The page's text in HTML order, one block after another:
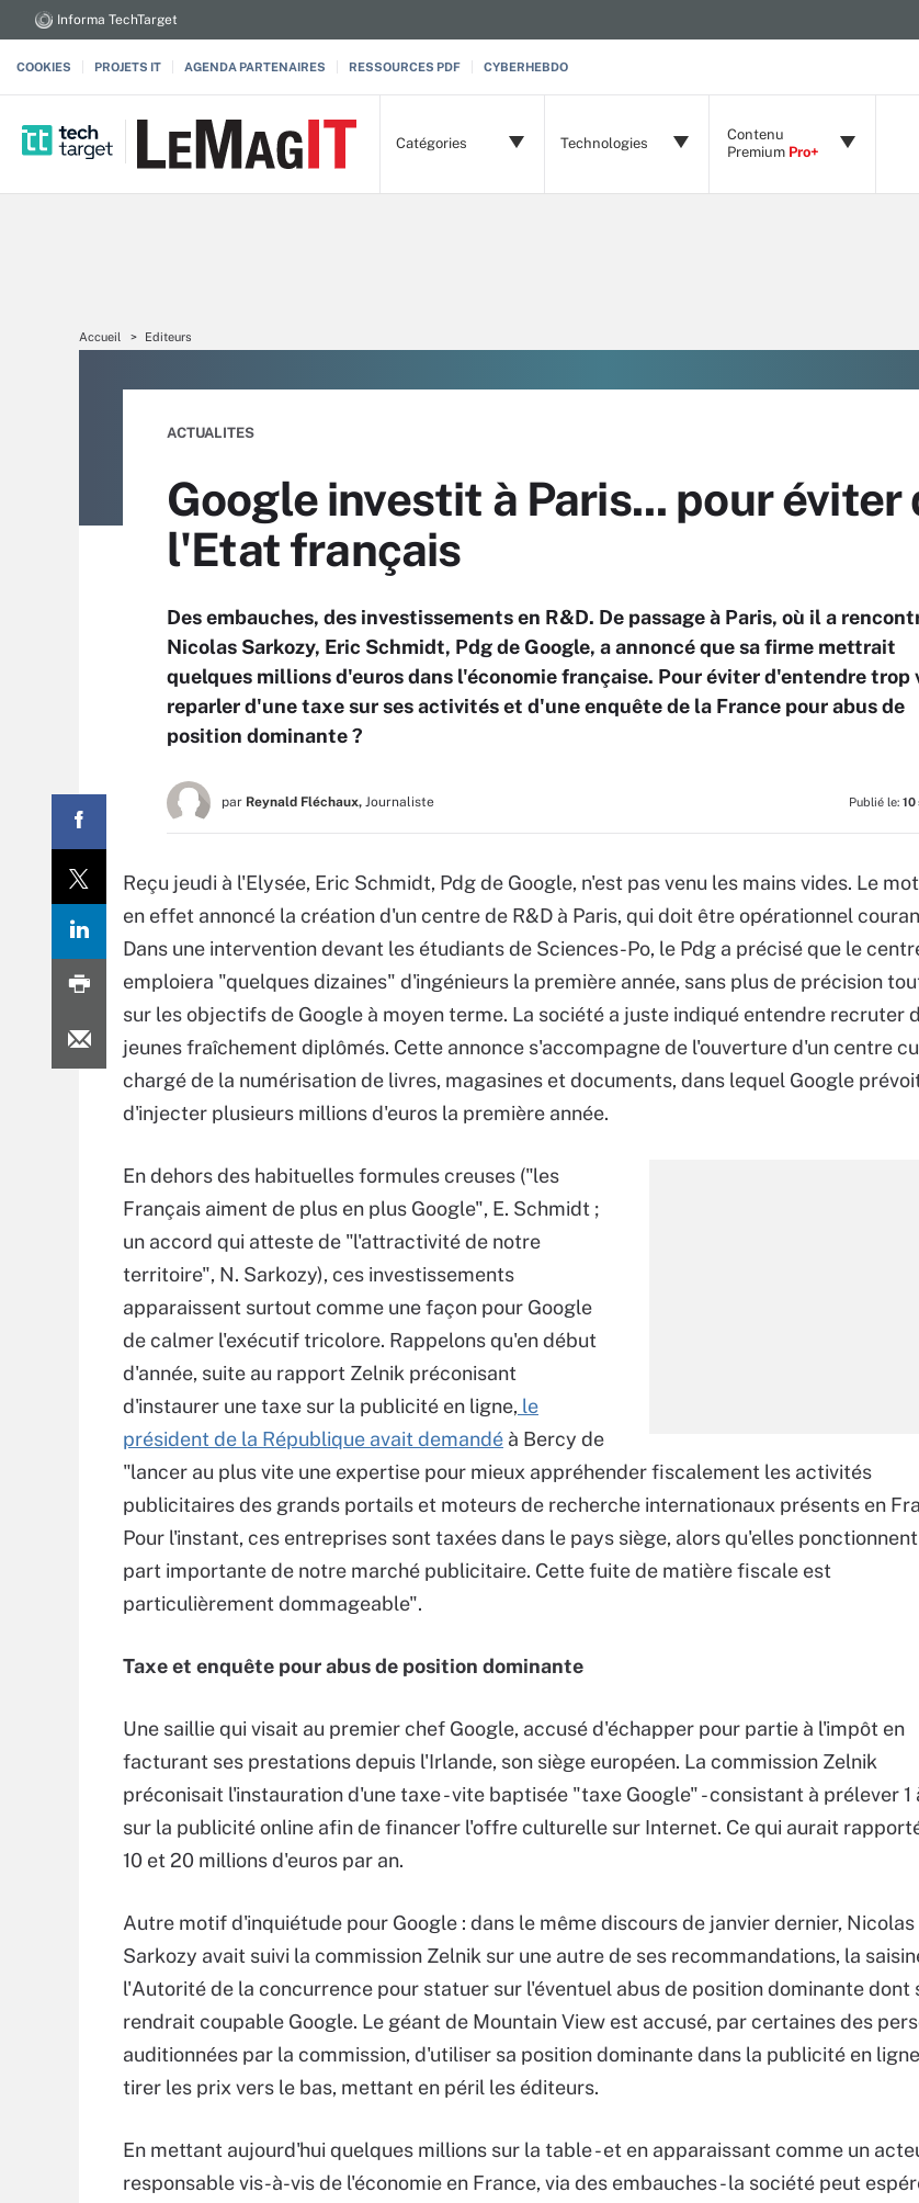
Informa TechTarget
COOKIES PROJETS IT AGENDA PARTENAIRES RESSOURCES PDF CYBERHEBDO
Catégories Technologies
Contenu
Premium Pro+
Accueil Editeurs
ACTUALITES
Google investit à Paris... pour
l'Etat français
Des embauches, des investissements en R&D. De passage à Paris, où il a
Nicolas Sarkozy, Eric Schmidt, Pdg de Google, a annoncé que sa firme mettrait
quelques millions d'euros dans l'économie française. Pour éviter d'entendre trop
reparler d'une taxe sur ses activités et d'une enquête de la France pour abus de
position dominante ?
par Reynald Fléchaux, Journaliste Publié le: 10
Reçu jeudi à l'Elysée, Eric Schmidt, Pdg de Google, n'est pas venu les mains vides. Le
en effet annoncé la création d'un centre de R&D à Paris, qui doit être opérationnel
Dans une intervention devant les étudiants de Sciences-Po, le Pdg a précisé que le
emploiera "quelques dizaines" d'ingénieurs la première année, sans plus de précision
sur les objectifs de Google à moyen terme. La société a juste indiqué entendre recruter
jeunes fraîchement diplômés. Cette annonce s'accompagne de l'ouverture d'un centre
chargé de la numérisation de livres, magasines et documents, dans lequel Google
d'injecter plusieurs millions d'euros la première année.
En dehors des habituelles formules creuses ("les
Français aiment de plus en plus Google", E. Schmidt ;
un accord qui atteste de "l'attractivité de notre
territoire", N. Sarkozy), ces investissements
apparaissent surtout comme une façon pour Google
de calmer l'exécutif tricolore. Rappelons qu'en début
d'année, suite au rapport Zelnik préconisant
d'instaurer une taxe sur la publicité en ligne, le
président de la République avait demandé à Bercy de
"lancer au plus vite une expertise pour mieux appréhender fiscalement les activités
publicitaires des grands portails et moteurs de recherche internationaux présents en
Pour l'instant, ces entreprises sont taxées dans le pays siège, alors qu'elles
part importante de notre marché publicitaire. Cette fuite de matière fiscale est
particulièrement dommageable".
Taxe et enquête pour abus de position dominante
Une saillie qui visait au premier chef Google, accusé d'échapper pour partie à l'impôt en
facturant ses prestations depuis l'Irlande, son siège européen. La commission Zelnik
préconisait l'instauration d'une taxe - vite baptisée "taxe Google" - consistant à prélever 1
sur la publicité online afin de financer l'offre culturelle sur Internet. Ce qui aurait
10 et 20 millions d'euros par an.
Autre motif d'inquiétude pour Google : dans le même discours de janvier dernier, Nicolas
Sarkozy avait suivi la commission Zelnik sur une autre de ses recommandations, la
l'Autorité de la concurrence pour statuer sur l'éventuel abus de position dominante dont
rendrait coupable Google. Le géant de Mountain View est accusé, par certaines des
auditionnées par la commission, d'utiliser sa position dominante dans la publicité en
tirer les prix vers le bas, mettant en péril les éditeurs.
En mettant aujourd'hui quelques millions sur la table - et en apparaissant comme un
responsable vis-à-vis de l'économie en France, via des embauches - la société peut